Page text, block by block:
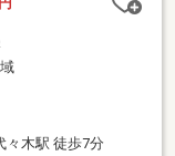
お問い合わせく
々木駅 徒歩7分